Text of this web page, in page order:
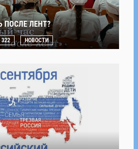
ПОСЛЕ ЛЕНТ?
322 НОВОСТИ